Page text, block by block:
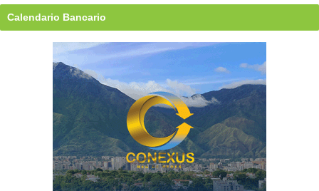
Calendario Bancario